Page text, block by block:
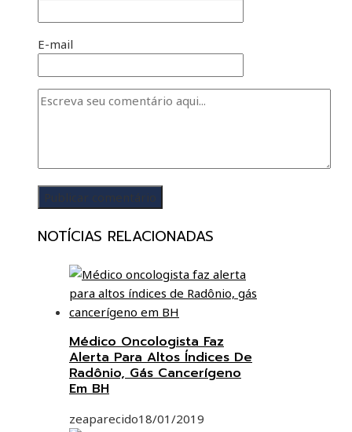
E-mail
NOTÍCIAS RELACIONADAS
Médico Oncologista Faz
Alerta Para Altos Índices De
Radônio, Gás Cancerígeno
Em BH
zeaparecido18/01/2019